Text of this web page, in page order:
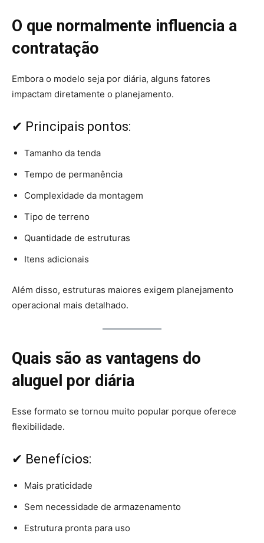
O que normalmente influencia a
contratação
Embora o modelo seja por diária, alguns fatores
impactam diretamente o planejamento.
✔ Principais pontos:
Tamanho da tenda
Tempo de permanência
Complexidade da montagem
Tipo de terreno
Quantidade de estruturas
Itens adicionais
Além disso, estruturas maiores exigem planejamento
operacional mais detalhado.
Quais são as vantagens do
aluguel por diária
Esse formato se tornou muito popular porque oferece
flexibilidade.
✔ Benefícios:
Mais praticidade
Sem necessidade de armazenamento
Estrutura pronta para uso